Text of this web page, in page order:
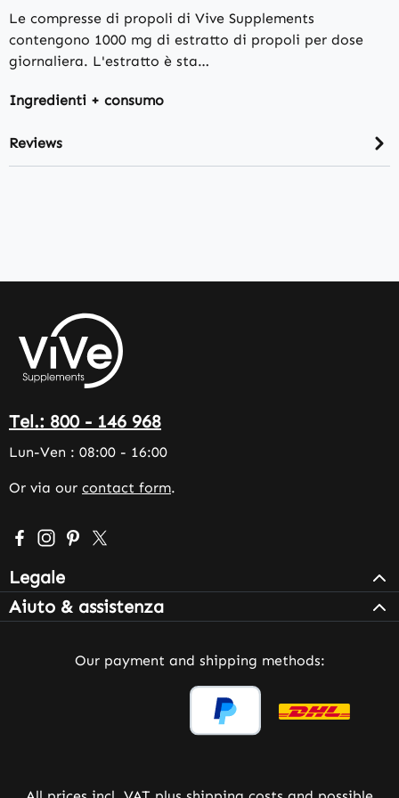
Le compresse di propoli di Vive Supplements
contengono 1000 mg di estratto di propoli per dose
giornaliera. L'estratto è sta…
Ingredienti + consumo
Reviews
Tel.: 800 - 146 968
Lun-Ven : 08:00 - 16:00
Or via our contact form.
Visit us on Facebook – opens in a new browser tab
Check us out on Instagram – opens in a new
Get inspired on Pinterest – opens in a new
Follow us on X – opens in a new browser
Legale
Aiuto & assistenza
Our payment and shipping methods: